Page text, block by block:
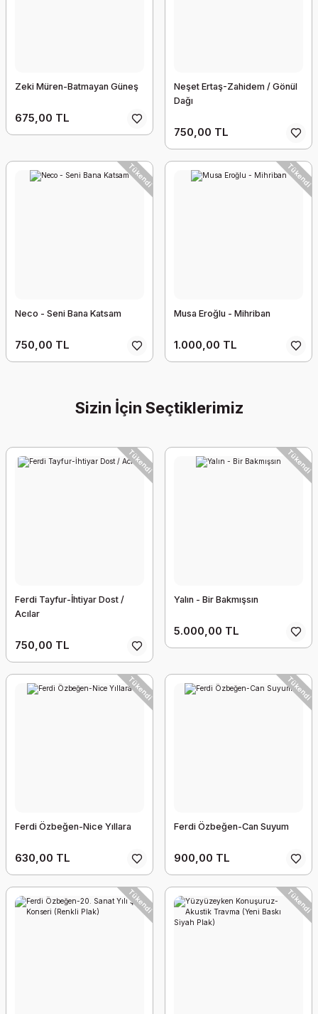
Zeki Müren-Batmayan Güneş
675,00 TL
Neşet Ertaş-Zahidem / Gönül
Dağı
750,00 TL
Tükendi
Neco - Seni Bana Katsam
750,00 TL
Tükendi
Musa Eroğlu - Mihriban
1.000,00 TL
Sizin İçin Seçtiklerimiz
Tükendi
Ferdi Tayfur-İhtiyar Dost /
Acılar
750,00 TL
Tükendi
Yalın - Bir Bakmışsın
5.000,00 TL
Tükendi
Ferdi Özbeğen-Nice Yıllara
630,00 TL
Tükendi
Ferdi Özbeğen-Can Suyum
900,00 TL
Tükendi Tükendi